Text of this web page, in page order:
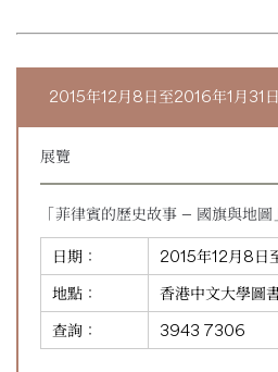
2015年12月8日至2016年1月31日
展覽
「菲律賓的歷史故事 — 國旗與地圖
日期：
2015年12月8日
地點：
香港中文大學圖
查詢：
3943 7306